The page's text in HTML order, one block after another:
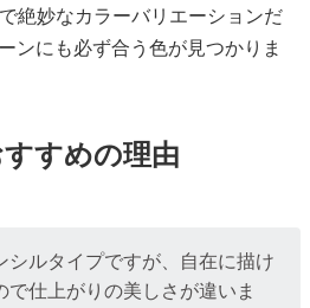
絶妙なカラーバリエーションだ
ンにも必ず合う色が見つかりま
すめの理由
シルタイプですが、自在に描け
仕上がりの美しさが違いま